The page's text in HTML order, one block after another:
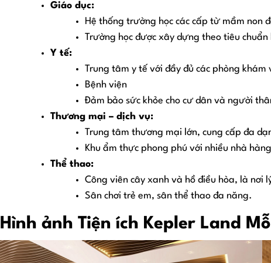
Giáo dục:
Hệ thống trường học các cấp từ mầm non
Trường học được xây dựng theo tiêu
Y tế:
Trung tâm y tế với đầy đủ các phòng khám
Bệnh viện
Đảm bảo sức khỏe cho cư dân và người
Thương mại – dịch vụ:
Trung tâm thương mại lớn, cung cấp đa
Khu ẩm thực phong phú với nhiều nhà
Thể thao:
Công viên cây xanh và hồ điều hòa, là
Sân chơi trẻ em, sân thể thao đa năng.
Hình ảnh Tiện ích Kepler Land